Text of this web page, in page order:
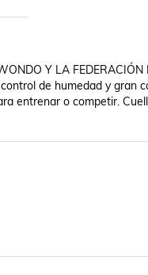
Y LA
de humedad y gran
entrenar o competir.